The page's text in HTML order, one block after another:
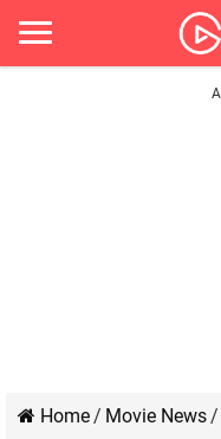
Home/ Movie News/